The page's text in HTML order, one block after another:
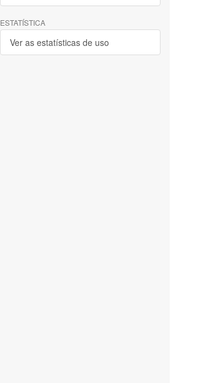
ESTATÍSTICA
Ver as estatísticas de uso